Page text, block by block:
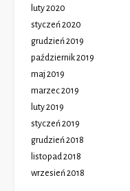
luty 2020
styczeń 2020
grudzień 2019
październik 2019
maj 2019
marzec 2019
luty 2019
styczeń 2019
grudzień 2018
listopad 2018
wrzesień 2018